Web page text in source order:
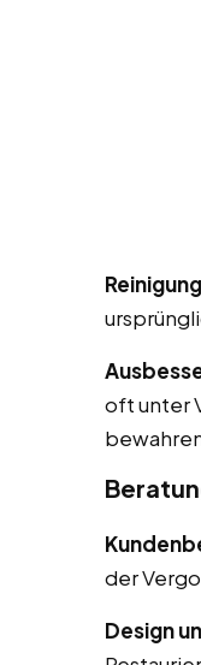
oft unter
der
Design